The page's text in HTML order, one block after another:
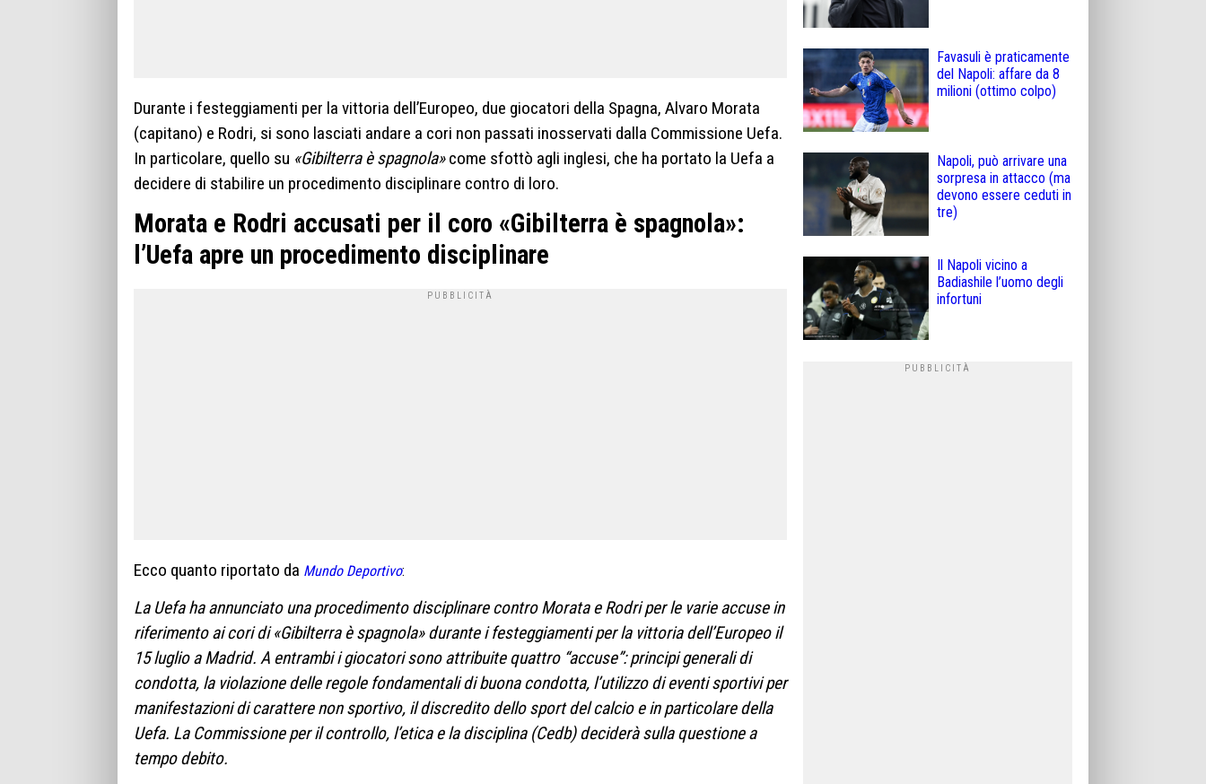
Durante i festeggiamenti per la vittoria dell’Europeo, due giocatori della Spagna, Alvaro Morata
(capitano) e Rodri, si sono lasciati andare a cori non passati inosservati dalla Commissione Uefa.
In particolare, quello su «Gibilterra è spagnola»come sfottò agli inglesi, che ha portato la Uefa a
decidere di stabilire un procedimento disciplinare contro di loro.
Morata e Rodri accusati per il coro «Gibilterra è spagnola»:
l’Uefa apre un procedimento disciplinare
Ecco quanto riportato da Mundo Deportivo:
La Uefa ha annunciato una procedimento disciplinare contro Morata e Rodri per le varie accuse in
riferimento ai cori di «Gibilterra è spagnola» durante i festeggiamenti per la vittoria dell’Europeo il
15 luglio a Madrid. A entrambi i giocatori sono attribuite quattro “accuse”: principi generali di
condotta, la violazione delle regole fondamentali di buona condotta, l’utilizzo di eventi sportivi per
manifestazioni di carattere non sportivo, il discredito dello sport del calcio e in particolare della
Uefa. La Commissione per il controllo, l’etica e la disciplina (Cedb) deciderà sulla questione a
tempo debito.
Favasuli è praticamente
del Napoli: affare da 8
milioni (ottimo colpo)
Napoli, può arrivare una
sorpresa in attacco (ma
devono essere ceduti in
tre)
Il Napoli vicino a
Badiashile l’uomo degli
infortuni